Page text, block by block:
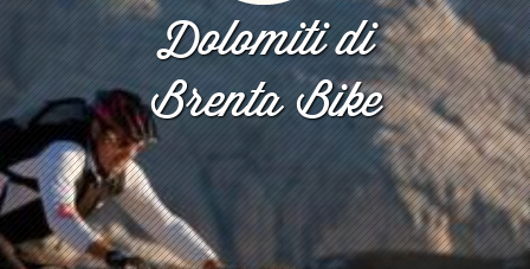
Dolomiti di
Brenta Bike